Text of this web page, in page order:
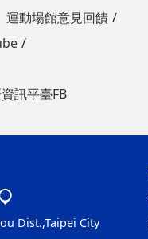
運動場館意見回饋
訊平臺FB
Dist.,Taipei City